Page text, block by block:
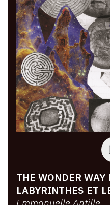
THE WONDER WAY
LABYRINTHES ET